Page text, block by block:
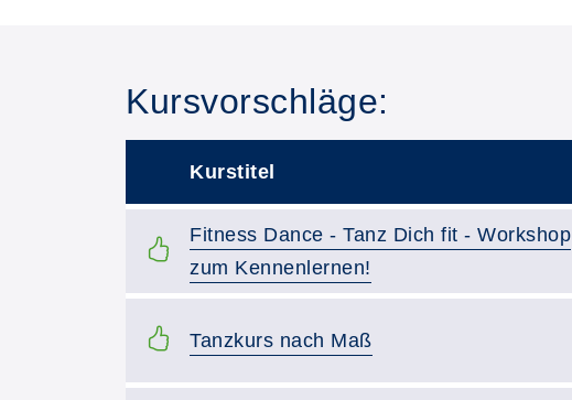
Kursvorschläge:
Kurstitel
Kurstitel:
Fitness Dance - Tanz Dich fit - Workshop
zum Kennenlernen!
Kurstitel:
Tanzkurs nach Maß